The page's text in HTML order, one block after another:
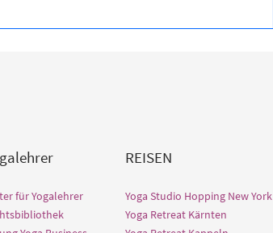
für Yogalehrer
REISEN
Yoga Studio Hopping New York
Yoga Retreat Kärnten